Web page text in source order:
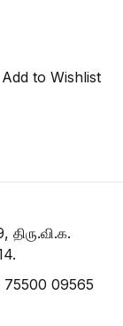
Add to Wishlist
திரு.வி.க.
75500 09565